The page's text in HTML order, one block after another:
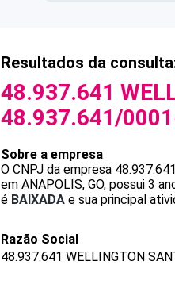
Resultados da
48.937.641
48.937.641/
Sobre a empresa
O CNPJ da empresa
em ANAPOLIS, GO, possui 3
é BAIXADA e sua principal
Razão Social
48.937.641 WELLINGTON